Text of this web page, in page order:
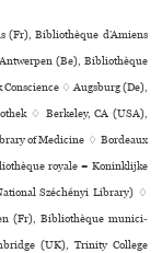
(Fr), Bibliothèque d’Amiens
(Be), Bibliothèque
♢ Augsburg (De),
♢ Berkeley, CA (USA),
of Medicine ♢ Bordeaux
royale = Koninklijke
Széchényi Library) ♢
(Fr), Bibliothèque muni­ci­
(UK), Trinity College